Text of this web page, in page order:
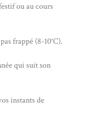
ou au cours
frappé (8-10°C).
qui suit son
instants de